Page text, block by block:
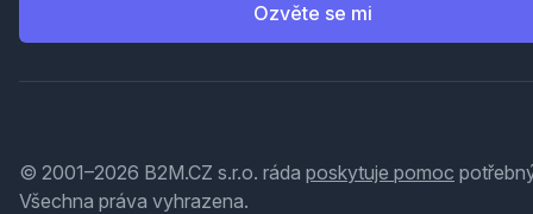
Ozvěte se mi
© 2001–2026 B2M.CZ s.r.o. ráda poskytuje pomoc
Všechna práva vyhrazena.